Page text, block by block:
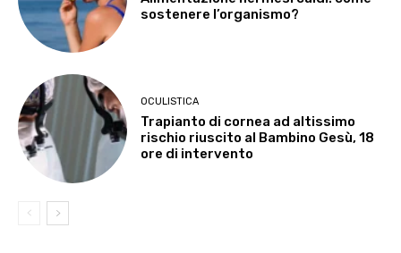
sostenere l’organismo?
OCULISTICA
Trapianto di cornea ad altissimo
rischio riuscito al Bambino Gesù, 18
ore di intervento